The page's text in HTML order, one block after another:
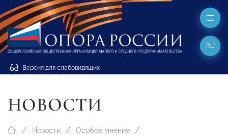
Версия для слабовидящих
RU
НОВОСТИ
Новости Особое мнение